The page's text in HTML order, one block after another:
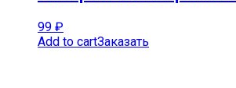
99 ₽
Add to cartЗаказать